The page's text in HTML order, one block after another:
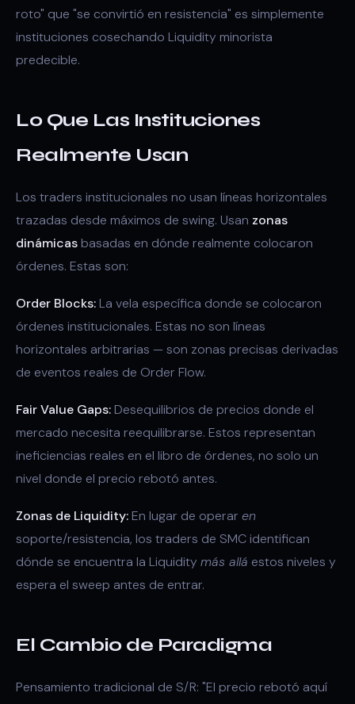
roto" que "se convirtió en resistencia" es simplemente
instituciones cosechando Liquidity minorista
predecible.
Lo Que Las Instituciones
Realmente Usan
Los traders institucionales no usan líneas horizontales
trazadas desde máximos de swing. Usan zonas
dinámicasbasadas en dónde realmente colocaron
órdenes. Estas son:
Order Blocks:La vela específica donde se colocaron
órdenes institucionales. Estas no son líneas
horizontales arbitrarias — son zonas precisas derivadas
de eventos reales de Order Flow.
Fair Value Gaps:Desequilibrios de precios donde el
mercado necesita reequilibrarse. Estos representan
ineficiencias reales en el libro de órdenes, no solo un
nivel donde el precio rebotó antes.
Zonas de Liquidity:En lugar de operar en
soporte/resistencia, los traders de SMC identifican
dónde se encuentra la Liquidity más allá estos niveles y
espera el sweep antes de entrar.
El Cambio de Paradigma
Pensamiento tradicional de S/R: "El precio rebotó aquí